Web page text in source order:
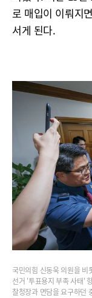
로 매입이 이뤄지
서게 된다.
국민의힘 신동욱 의원을 비
선거 '투표용지 부족 사태'
찰청장과 면담을 요구하던